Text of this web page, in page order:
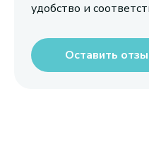
удобство и
Оставить